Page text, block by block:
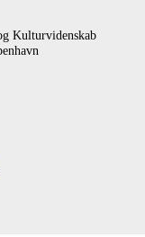
Kulturvidenskab